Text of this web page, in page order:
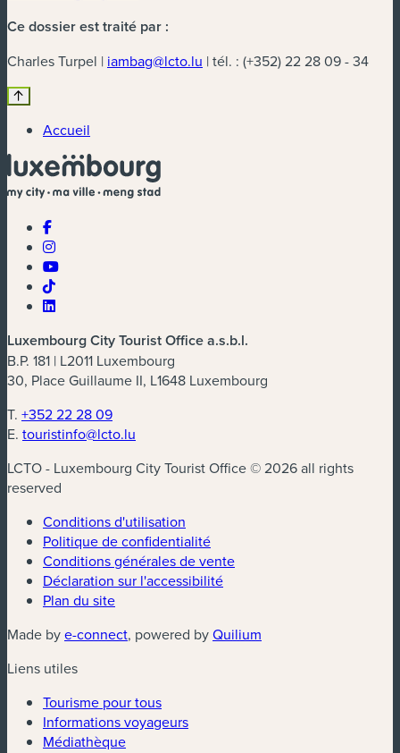
Ce dossier est traité par :
Charles Turpel | iambag@lcto.lu | tél. : (+352) 22 28 09 - 34
Accueil
Luxembourg City Tourist Office a.s.b.l.
B.P. 181 | L2011 Luxembourg
30, Place Guillaume II, L1648 Luxembourg
T. +352 22 28 09
E. touristinfo@lcto.lu
LCTO - Luxembourg City Tourist Office © 2026 all rights
reserved
Conditions d'utilisation
Politique de confidentialité
Conditions générales de vente
Déclaration sur l'accessibilité
Plan du site
Made bye-connect(nouvelle fenêtre)
, powered byQuilium
Liens utiles
Tourisme pour tous
Informations voyageurs
Médiathèque